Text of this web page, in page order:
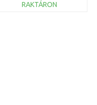
RAKTÁRON